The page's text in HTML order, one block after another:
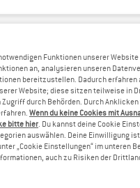
FÜR
PRODUKTE
schnell findest,
Seiteund versuche es mit
Funktionen unserer Website
an, analysieren unseren
bereitzustellen. Dadurch erfahren
Website; diese sitzen teilweise in
durch Behörden. Durch Anklicken
Wenn du keine Cookies mit
bitte hier . Du kannst deine Cookie
auswählen. Deine Einwilligung
„Cookie Einstellungen“ im unteren
auch zu Risiken der